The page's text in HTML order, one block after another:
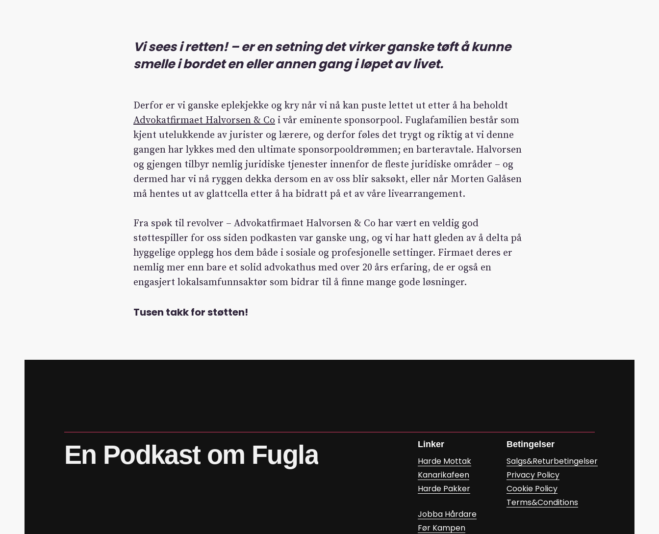
Vi sees i retten! – er en setning det virker ganske tøft å kunne
smelle i bordet en eller annen gang i løpet avlivet.
Derfor er vi ganske eplekjekke og kry når vi nå kan puste lettet ut etter å ha beholdt
Advokatfirmaet Halvorsen & Co i vår eminente sponsorpool. Fuglafamilien består som
kjent utelukkende av jurister og lærere, og derfor føles det trygt og riktig at vi denne
gangen har lykkes med den ultimate sponsorpooldrømmen; en barteravtale. Halvorsen
og gjengen tilbyr nemlig juridiske tjenester innenfor de fleste juridiske områder – og
dermed har vi nå ryggen dekka dersom en av oss blir saksøkt, eller når Morten Galåsen
må hentes ut av glattcella etter å ha bidratt på et av våre livearrangement.
Fra spøk til revolver – Advokatfirmaet Halvorsen & Co har vært en veldig god
støttespiller for oss siden podkasten var ganske ung, og vi har hatt gleden av å delta på
hyggelige opplegg hos dem både i sosiale og profesjonelle settinger. Firmaet deres er
nemlig mer enn bare et solid advokathus med over 20 års erfaring, de er også en
engasjert lokalsamfunnsaktør som bidrar til å finne mange gode løsninger.
Tusen takk for støtten!
En Podkast om Fugla Linker
Harde Mottak
Kanarikafeen
Harde Pakker
Jobba Hårdare
Før Kampen
Betingelser
Salgs&Returbetingelser
Privacy Policy
Cookie Policy
Terms&Conditions